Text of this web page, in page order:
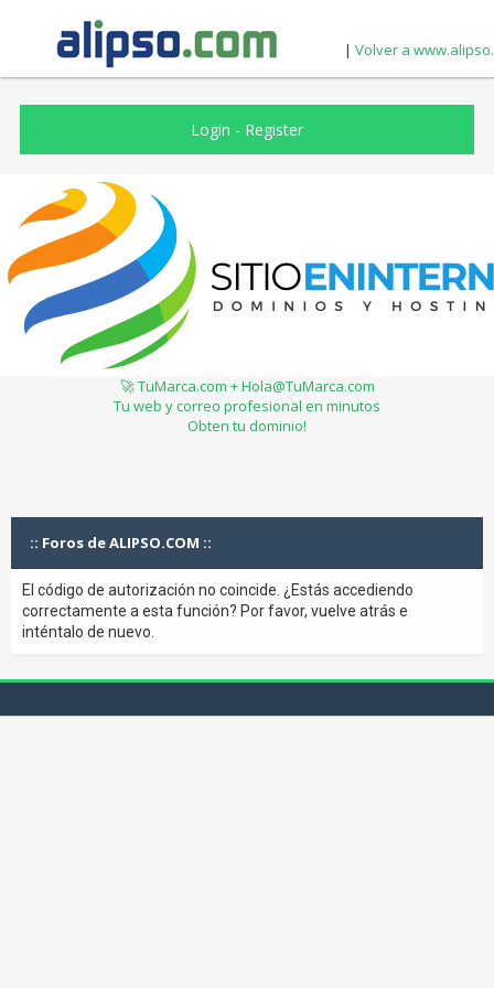
| Volver a
Login - Register
🚀 TuMarca.com + Hola@TuMarca.com
Tu web y correo profesional en minutos
Obten tu dominio!
:: Foros de ALIPSO.COM ::
El código de autorización no coincide. ¿Estás accediendo
correctamente a esta función? Por favor, vuelve atrás e
inténtalo de nuevo.